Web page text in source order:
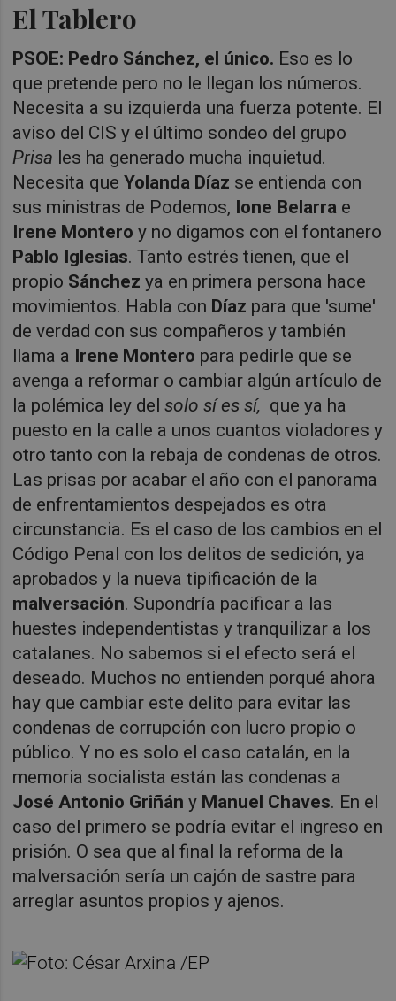
El Tablero
PSOE: Pedro Sánchez, el único. Eso es lo
que pretende pero no le llegan los números.
Necesita a su izquierda una fuerza potente. El
aviso del CIS y el último sondeo del grupo
Prisa les ha generado mucha inquietud.
Necesita queYolanda Díaz se entienda con
sus ministras de Podemos, Ione Belarra e
Irene Monteroy no digamos con el fontanero
Pablo Iglesias. Tanto estrés tienen, que el
propio Sánchezya en primera persona hace
movimientos. Habla con Díaz para que 'sume'
de verdad con sus compañeros y también
llama a Irene Montero para pedirle que se
avenga a reformar o cambiar algún artículo de
la polémica ley delsolo sí es sí, que ya ha
puesto en la calle a unos cuantos violadores y
otro tanto con la rebaja de condenas de otros.
Las prisas por acabar el año con el panorama
de enfrentamientos despejados es otra
circunstancia. Es el caso de los cambios en el
Código Penal con los delitos de sedición, ya
aprobados y la nueva tipificación de la
malversación. Supondría pacificar a las
huestes independentistas y tranquilizar a los
catalanes. No sabemos si el efecto será el
deseado. Muchos no entienden porqué ahora
hay que cambiar este delito para evitar las
condenas de corrupción con lucro propio o
público. Y no es solo el caso catalán, en la
memoria socialista están las condenas a
José Antonio Griñány Manuel Chaves. En el
caso del primero se podría evitar el ingreso en
prisión. O sea que al final la reforma de la
malversación sería un cajón de sastre para
arreglar asuntos propios y ajenos.